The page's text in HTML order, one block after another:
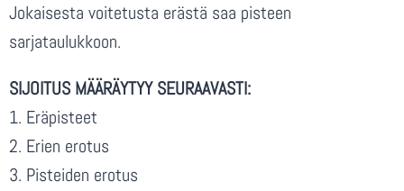
Jokaisesta voitetusta erästä saa pisteen
sarjataulukkoon.
SIJOITUS MÄÄRÄYTYY SEURAAVASTI:
1. Eräpisteet
2. Erien erotus
3. Pisteiden erotus